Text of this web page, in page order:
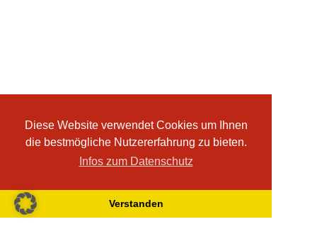
Diese Website verwendet Cookies um Ihnen
die bestmögliche Nutzererfahrung zu bieten.
Infos zum Datenschutz
Verstanden